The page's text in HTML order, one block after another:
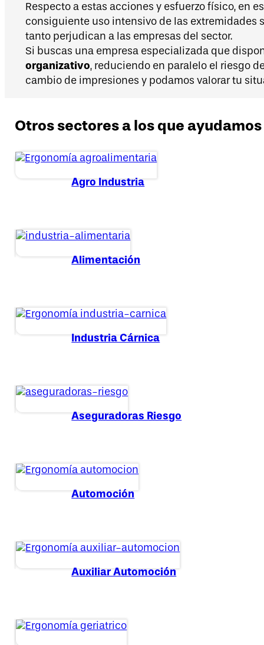
Respecto a estas acciones y esfuerzo físico, en
consiguiente uso intensivo de las extremidades
tanto perjudican a las empresas del sector.
Si buscas una empresa especializada que
organizativo, reduciendo en paralelo el riesgo
cambio de impresiones y podamos valorar tu
Otros sectores a los que ayudamos
Agro Industria
Alimentación
Industria Cárnica
Aseguradoras Riesgo
Automoción
Auxiliar Automoción